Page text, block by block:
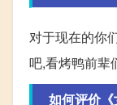
对于现在的你
吧,看烤鸭前辈
如何评价